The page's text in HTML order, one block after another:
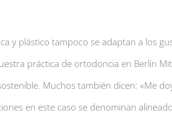
y plástico tampoco se adaptan a los
práctica de ortodoncia en Berlin
Muchos también dicen: «Me
en este caso se denominan